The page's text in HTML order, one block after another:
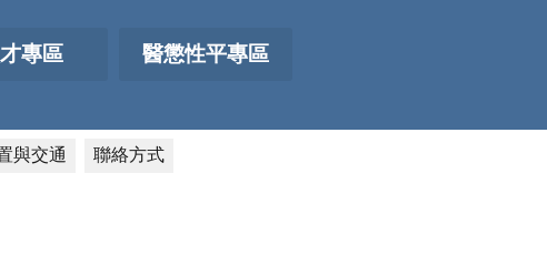
專區 醫懲性平專區
與交通 聯絡方式